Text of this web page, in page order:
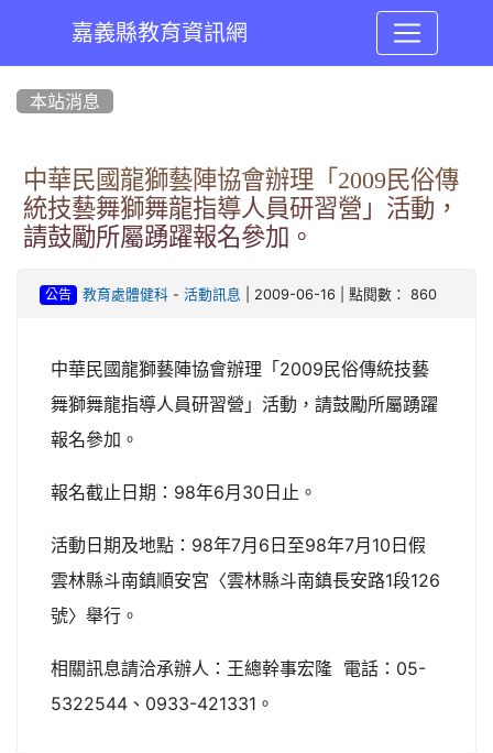
嘉義縣教育資訊網
本站消息
中華民國龍獅藝陣協會辦理「2009民俗傳
統技藝舞獅舞龍指導人員研習營」活動，
請鼓勵所屬踴躍報名參加。
公告 教育處體健科- 活動訊息 | 2009-06-16 | 點閱數： 860
中華民國龍獅藝陣協會辦理「2009民俗傳統技藝
舞獅舞龍指導人員研習營」活動，請鼓勵所屬踴躍
報名參加。
報名截止日期：98年6月30日止。
活動日期及地點：98年7月6日至98年7月10日假
雲林縣斗南鎮順安宮〈雲林縣斗南鎮長安路1段126
號〉舉行。
相關訊息請洽承辦人：王總幹事宏隆 電話：05-
5322544、0933-421331。